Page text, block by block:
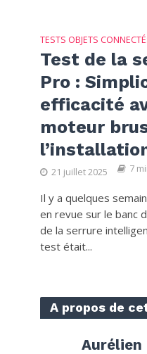
TESTS OBJETS
Test de la
Pro :
efficacité
moteur
21 juillet 2025 7
Il y a quelques
en revue sur le banc
de la serrure
test était...
A propos de
Aurélien